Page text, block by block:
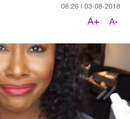
03-08-2018
08:26
A-
A+